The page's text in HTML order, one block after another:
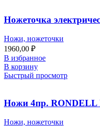
Ножеточка
Ножи, ножеточки
1960,00 ₽
В избранное
В корзину
Быстрый просмотр
Ножи 4пр. RONDELL
Ножи, ножеточки